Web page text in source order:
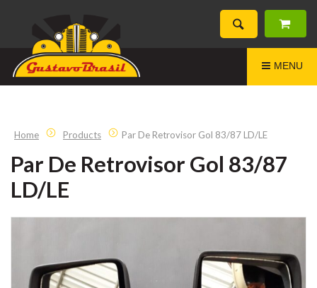
MENU
Home Products Par De Retrovisor Gol 83/87 LD/LE
Par De Retrovisor Gol 83/87
LD/LE